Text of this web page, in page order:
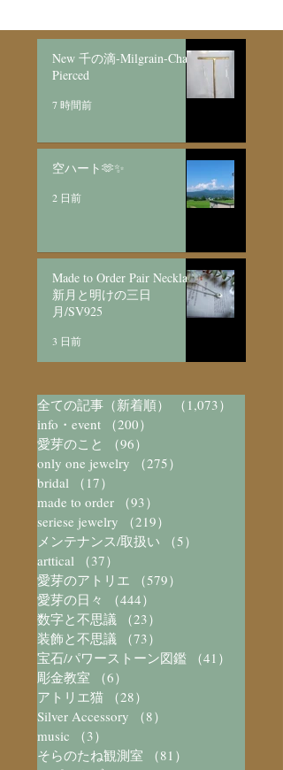
New 千の滴-Milgrain-Chain
Pierced
7 時間前
空ハート🫶✨
2 日前
Made to Order Pair Necklace
新月と明けの三日
月/SV925
3 日前
全ての記事（新着順） （1,073）
info・event
（200）
愛芽のこと
（96）
only one jewelry
（275）
bridal
（17）
made to order
（93）
seriese jewelry
（219）
メンテナンス/取扱い
（5）
arttical
（37）
愛芽のアトリエ
（579）
愛芽の日々
（444）
数字と不思議
（23）
装飾と不思議
（73）
宝石/パワーストーン図鑑
（41）
彫金教室
（6）
アトリエ猫
（28）
Silver Accessory
（8）
music
（3）
そらのたね観測室
（81）